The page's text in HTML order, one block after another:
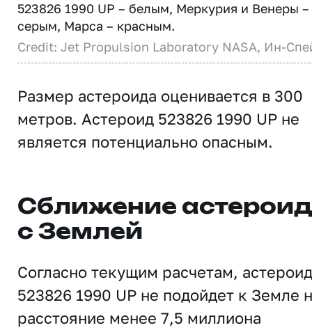
523826 1990 UP – белым, Меркурия и Венеры –
серым, Марса – красным.
Credit: Jet Propulsion Laboratory NASA, Ин-
Размер астероида оценивается в 300
метров. Астероид 523826 1990 UP не
является потенциально опасным.
Сближение
с Землей
Согласно текущим расчетам, астероид
523826 1990 UP не подойдет к Земле
расстояние менее 7,5 миллиона